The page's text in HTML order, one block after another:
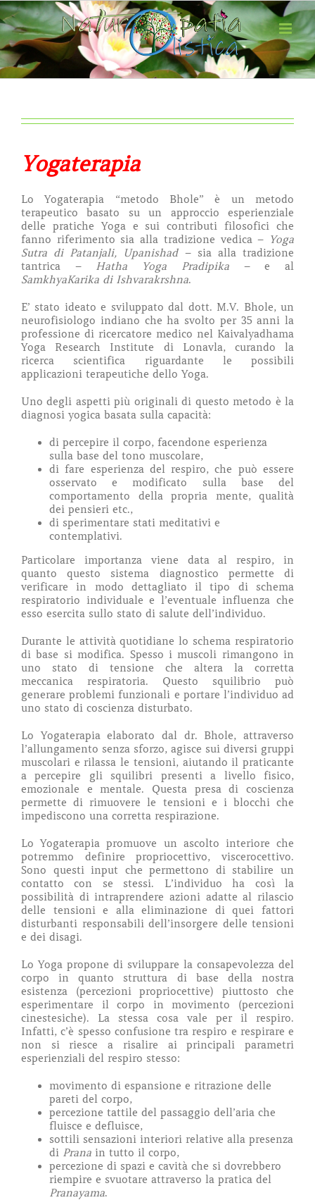
Salta
al
contenuto
Yogaterapia
Lo Yogaterapia “metodo Bhole” è un metodo
terapeutico basato su un approccio esperienziale
delle pratiche Yoga e sui contributi filosofici che
fanno riferimento sia alla tradizione vedica – Yoga
Sutra di Patanjali, Upanishad– sia alla tradizione
tantrica – Hatha Yoga Pradipika– e al
SamkhyaKarika di Ishvarakrshna.
E’ stato ideato e sviluppato dal dott. M.V. Bhole, un
neurofisiologo indiano che ha svolto per 35 anni la
professione di ricercatore medico nel Kaivalyadhama
Yoga Research Institute di Lonavla, curando la
ricerca scientifica riguardante le possibili
applicazioni terapeutiche dello Yoga.
Uno degli aspetti più originali di questo metodo è la
diagnosi yogica basata sulla capacità:
di percepire il corpo, facendone esperienza
sulla base del tono muscolare,
di fare esperienza del respiro, che può essere
osservato e modificato sulla base del
comportamento della propria mente, qualità
dei pensieri etc.,
di sperimentare stati meditativi e
contemplativi.
Particolare importanza viene data al respiro, in
quanto questo sistema diagnostico permette di
verificare in modo dettagliato il tipo di schema
respiratorio individuale e l’eventuale influenza che
esso esercita sullo stato di salute dell’individuo.
Durante le attività quotidiane lo schema respiratorio
di base si modifica. Spesso i muscoli rimangono in
uno stato di tensione che altera la corretta
meccanica respiratoria. Questo squilibrio può
generare problemi funzionali e portare l’individuo ad
uno stato di coscienza disturbato.
Lo Yogaterapia elaborato dal dr. Bhole, attraverso
l’allungamento senza sforzo, agisce sui diversi gruppi
muscolari e rilassa le tensioni, aiutando il praticante
a percepire gli squilibri presenti a livello fisico,
emozionale e mentale. Questa presa di coscienza
permette di rimuovere le tensioni e i blocchi che
impediscono una corretta respirazione.
Lo Yogaterapia promuove un ascolto interiore che
potremmo definire propriocettivo, viscerocettivo.
Sono questi input che permettono di stabilire un
contatto con se stessi. L’individuo ha così la
possibilità di intraprendere azioni adatte al rilascio
delle tensioni e alla eliminazione di quei fattori
disturbanti responsabili dell’insorgere delle tensioni
e dei disagi.
Lo Yoga propone di sviluppare la consapevolezza del
corpo in quanto struttura di base della nostra
esistenza (percezioni propriocettive) piuttosto che
esperimentare il corpo in movimento (percezioni
cinestesiche). La stessa cosa vale per il respiro.
Infatti, c’è spesso confusione tra respiro e respirare e
non si riesce a risalire ai principali parametri
esperienziali del respiro stesso:
movimento di espansione e ritrazione delle
pareti del corpo,
percezione tattile del passaggio dell’aria che
fluisce e defluisce,
sottili sensazioni interiori relative alla presenza
di Prana in tutto il corpo,
percezione di spazi e cavità che si dovrebbero
riempire e svuotare attraverso la pratica del
Pranayama.